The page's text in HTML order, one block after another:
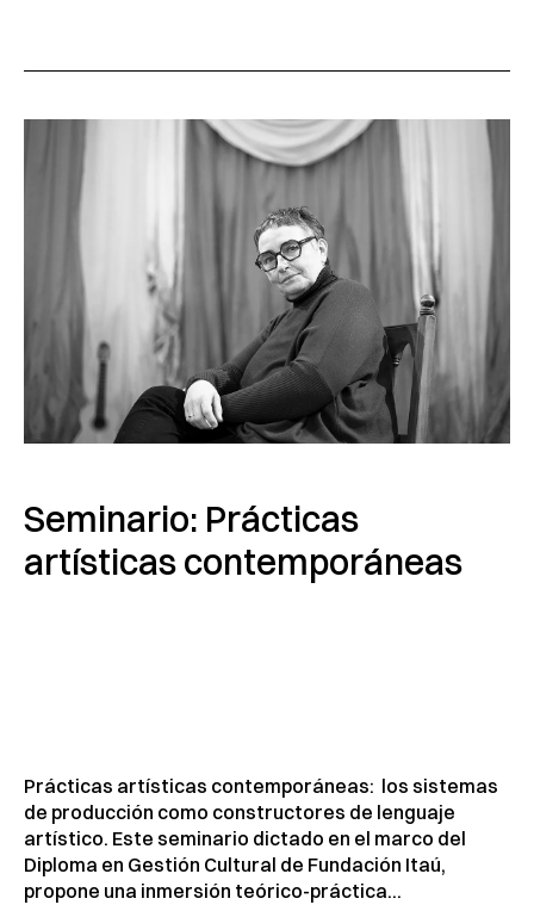
Seminario: Prácticas
artísticas contemporáneas
Prácticas artísticas contemporáneas: los sistemas
de producción como constructores de lenguaje
artístico. Este seminario dictado en el marco del
Diploma en Gestión Cultural de Fundación Itaú,
propone una inmersión teórico-práctica...